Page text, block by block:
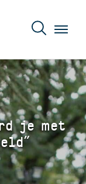
je met